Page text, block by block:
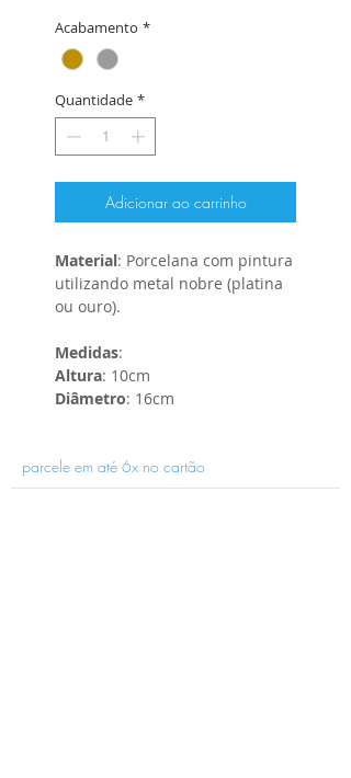
Acabamento *
Quantidade *
Adicionar ao carrinho
Material: Porcelana com pintura
utilizando metal nobre (platina
ou ouro).
Medidas:
Altura: 10cm
Diâmetro: 16cm
parcele em até 6x no cartão